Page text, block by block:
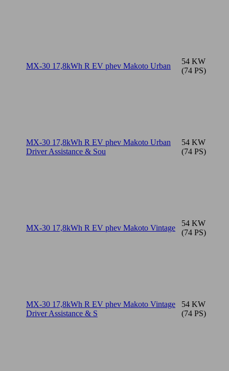
MX-30 17,8kWh R EV phev Makoto Urban
54 KW
(74 PS)
MX-30 17,8kWh R EV phev Makoto Urban
Driver Assistance & Sou
54 KW
(74 PS)
MX-30 17,8kWh R EV phev Makoto Vintage
54 KW
(74 PS)
MX-30 17,8kWh R EV phev Makoto Vintage
Driver Assistance & S
54 KW
(74 PS)